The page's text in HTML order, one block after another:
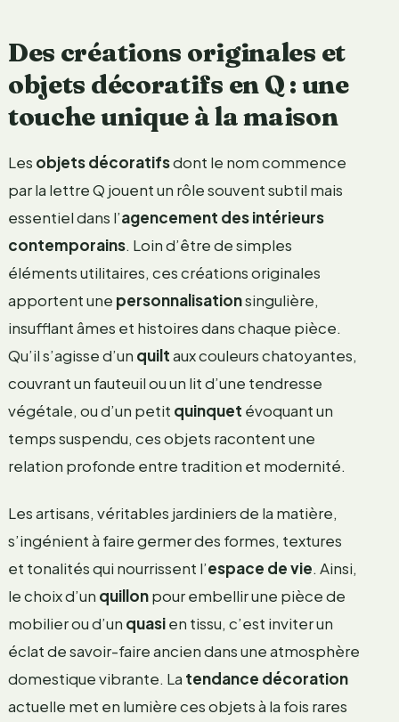
Des créations originales et
objets décoratifs en Q : une
touche unique à la maison
Les objets décoratifsdont le nom commence
par la lettre Q jouent un rôle souvent subtil mais
essentiel dans l’agencement des intérieurs
contemporains. Loin d’être de simples
éléments utilitaires, ces créations originales
apportent une personnalisationsingulière,
insufflant âmes et histoires dans chaque pièce.
Qu’il s’agisse d’un quiltaux couleurs chatoyantes,
couvrant un fauteuil ou un lit d’une tendresse
végétale, ou d’un petit quinquet évoquant un
temps suspendu, ces objets racontent une
relation profonde entre tradition et modernité.
Les artisans, véritables jardiniers de la matière,
s’ingénient à faire germer des formes, textures
et tonalités qui nourrissent l’espace de vie. Ainsi,
le choix d’un quillonpour embellir une pièce de
mobilier ou d’un quasien tissu, c’est inviter un
éclat de savoir-faire ancien dans une atmosphère
domestique vibrante. La tendance décoration
actuelle met en lumière ces objets à la fois rares